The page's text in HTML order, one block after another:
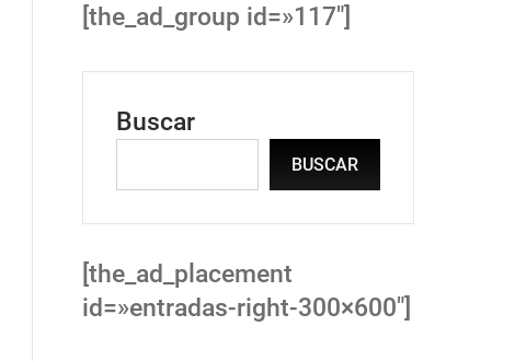
[the_ad_group id=»117″]
Buscar
BUSCAR
[the_ad_placement
id=»entradas-right-300×600″]